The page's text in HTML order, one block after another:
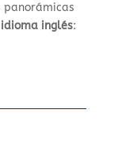
panorámicas
idioma inglés: